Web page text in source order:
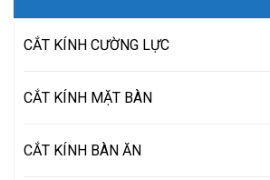
CẮT KÍNH CƯỜNG LỰC
CẮT KÍNH MẶT BÀN
CẮT KÍNH BÀN ĂN